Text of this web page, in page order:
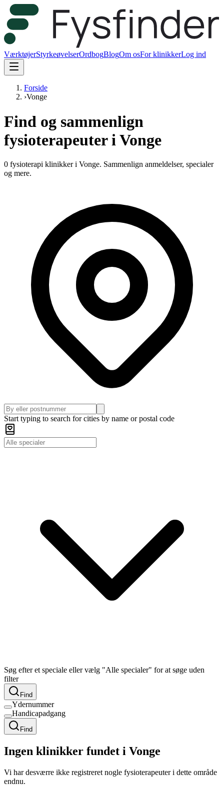
VærktøjerStyrkeøvelserOrdbogBlogOm osFor klinikkerLog ind
Forside
›Vonge
Find og sammenlign
fysioterapeuter i Vonge
0 fysioterapi klinikker i Vonge. Sammenlign anmeldelser, specialer
og mere.
Start typing to search for cities by name or postal code
Søg efter et speciale eller vælg "Alle specialer" for at søge uden
filter
Find
Ydernummer
Handicapadgang
Find
Ingen klinikker fundet i Vonge
Vi har desværre ikke registreret nogle fysioterapeuter i dette område
endnu.